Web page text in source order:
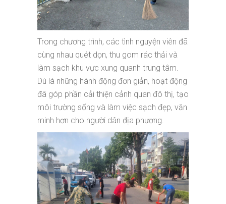
Trong chương trình, các tình nguyện viên đã
cùng nhau quét dọn, thu gom rác thải và
làm sạch khu vực xung quanh trung tâm.
Dù là những hành động đơn giản, hoạt động
đã góp phần cải thiện cảnh quan đô thị, tạo
môi trường sống và làm việc sạch đẹp, văn
minh hơn cho người dân địa phương.